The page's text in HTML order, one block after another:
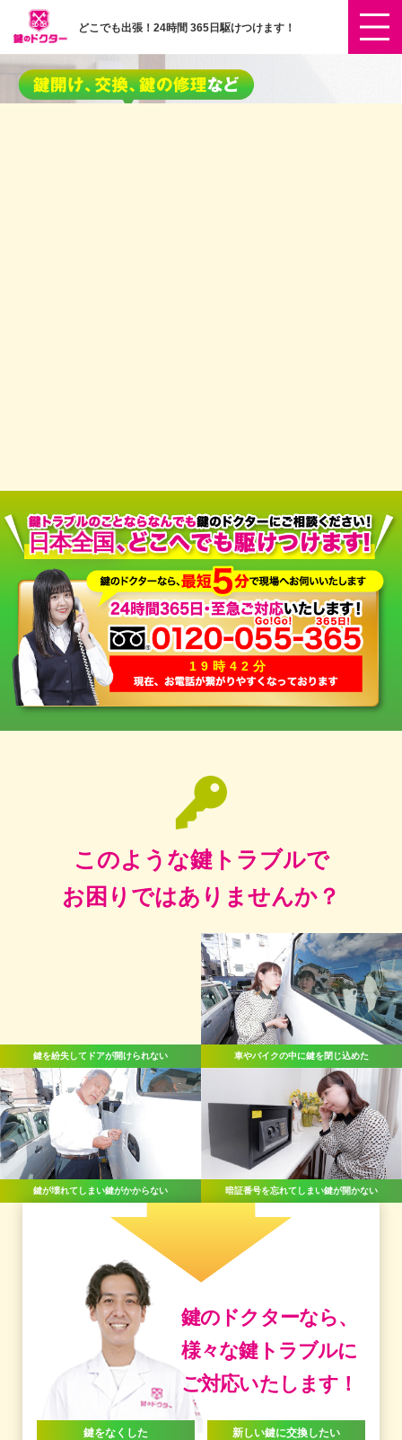
どこでも出張！24時間 365日駆けつけます！
19時42分
日本全国
このような鍵トラブルで
お困りではありませんか？
鍵を紛失してドアが開けられない 車やバイクの中に鍵を閉じ込めた
鍵が壊れてしまい鍵がかからない 暗証番号を忘れてしまい鍵が開かない
鍵のドクターなら、
様々な鍵トラブルに
ご対応いたします！
鍵をなくした 新しい鍵に交換したい